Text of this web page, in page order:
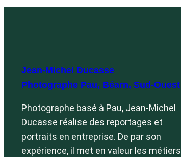
Jean-Michel Ducasse
Photographe Pau, Béarn, Sud-Ouest
Photographe basé à Pau, Jean-Michel
Ducasse réalise des reportages et
portraits en entreprise. De par son
expérience, il met en valeur les métiers